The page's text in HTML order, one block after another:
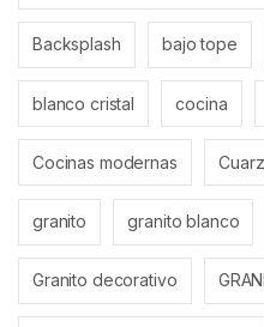
Backsplash bajo tope
blanco cristal cocina
Cocinas modernas
granito granito blanco
Granito decorativo